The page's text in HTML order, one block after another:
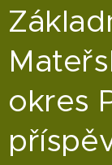
okres